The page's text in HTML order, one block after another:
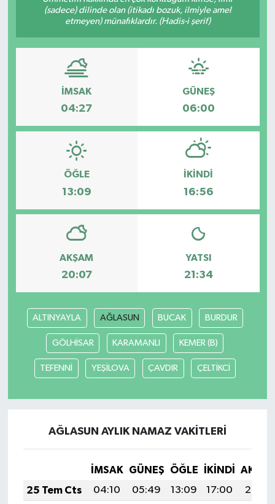
(sadece) dilinde olan (itikadı bozuk, ilmiyle amel
etmeyen) münafıklardır. (Hadis-i şerif)
İMSAK
04:27
GÜNEŞ
06:00
ÖĞLE
13:09
İKINDI
16:56
AKŞAM
20:07
YATSI
21:34
ALTINYAYLA AĞLASUN BUCAK BURDUR
GÖLHİSAR KARAMANLI KEMER (B)
TEFENNİ YEŞİLOVA ÇAVDIR ÇELTİKCİ
AĞLASUN AYLIK NAMAZ VAKITLERI
İMSAK GÜNEŞ ÖĞLE İKINDI
25 Tem Cts
04:10 05:49 13:09 17:00
20:20
Ekonomi
Tokat Haber